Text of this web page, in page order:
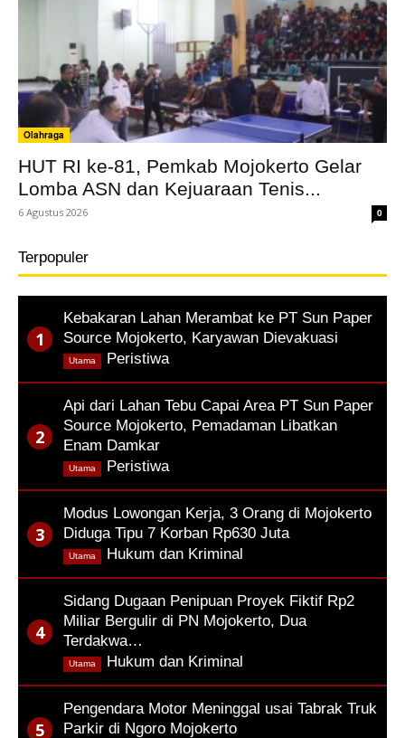
Olahraga
HUT RI ke-81, Pemkab Mojokerto Gelar
Lomba ASN dan Kejuaraan Tenis...
6 Agustus 2026 0
Terpopuler
Kebakaran Lahan Merambat ke PT Sun Paper
Source Mojokerto, Karyawan Dievakuasi
Peristiwa,
Utama
Api dari Lahan Tebu Capai Area PT Sun Paper
Source Mojokerto, Pemadaman Libatkan
Enam Damkar
Peristiwa,
Utama
Modus Lowongan Kerja, 3 Orang di Mojokerto
Diduga Tipu 7 Korban Rp630 Juta
Hukum dan Kriminal
Utama
Sidang Dugaan Penipuan Proyek Fiktif Rp2
Miliar Bergulir di PN Mojokerto, Dua
Terdakwa…
Hukum dan Kriminal
Utama
Pengendara Motor Meninggal usai Tabrak Truk
Parkir di Ngoro Mojokerto